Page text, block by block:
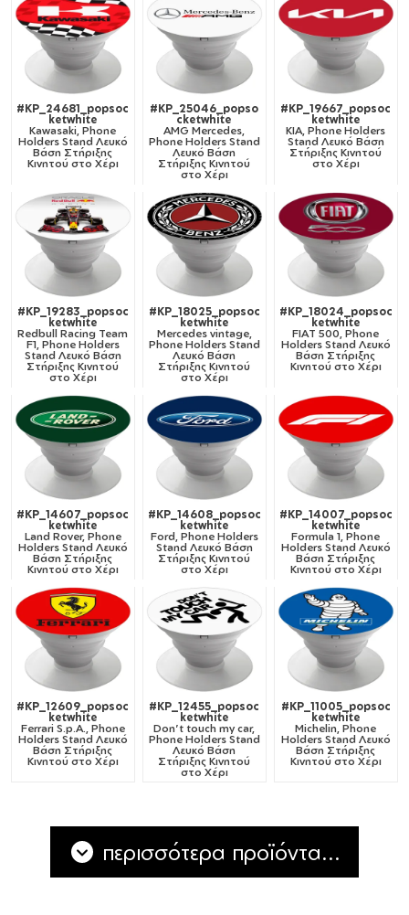
#KP_24681_popsoc
ketwhite
Kawasaki, Phone
Holders Stand Λευκό
Βάση Στήριξης
Κινητού στο Χέρι
#KP_25046_popso
cketwhite
AMG Mercedes,
Phone Holders Stand
Λευκό Βάση
Στήριξης Κινητού
στο Χέρι
#KP_19667_popsoc
ketwhite
KIA, Phone Holders
Stand Λευκό Βάση
Στήριξης Κινητού
στο Χέρι
#KP_19283_popsoc
ketwhite
Redbull Racing Team
F1, Phone Holders
Stand Λευκό Βάση
Στήριξης Κινητού
στο Χέρι
#KP_18025_popsoc
ketwhite
Mercedes vintage,
Phone Holders Stand
Λευκό Βάση
Στήριξης Κινητού
στο Χέρι
#KP_18024_popsoc
ketwhite
FIAT 500, Phone
Holders Stand Λευκό
Βάση Στήριξης
Κινητού στο Χέρι
#KP_14607_popsoc
ketwhite
Land Rover, Phone
Holders Stand Λευκό
Βάση Στήριξης
Κινητού στο Χέρι
#KP_14608_popsoc
ketwhite
Ford, Phone Holders
Stand Λευκό Βάση
Στήριξης Κινητού
στο Χέρι
#KP_14007_popsoc
ketwhite
Formula 1, Phone
Holders Stand Λευκό
Βάση Στήριξης
Κινητού στο Χέρι
#KP_12609_popsoc
ketwhite
Ferrari S.p.A., Phone
Holders Stand Λευκό
Βάση Στήριξης
Κινητού στο Χέρι
#KP_12455_popsoc
ketwhite
Don't touch my car,
Phone Holders Stand
Λευκό Βάση
Στήριξης Κινητού
στο Χέρι
#KP_11005_popsoc
ketwhite
Michelin, Phone
Holders Stand Λευκό
Βάση Στήριξης
Κινητού στο Χέρι
περισσότερα προϊόντα...